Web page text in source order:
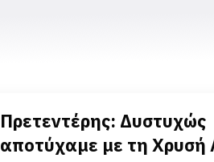
Πρετεντέρης: Δυστυχώς
αποτύχαμε με τη Χρυσή